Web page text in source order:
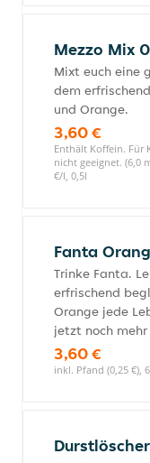
Mezzo Mix
Mixt euch eine
dem
und Orange.
3,60 €
Enthält Koffein. Für
nicht geeignet. (6,0
€/l, 0,5l
Fanta
Trinke Fanta.
erfrischend
Orange jede
jetzt noch mehr
3,60 €
inkl. Pfand (0,25 €),